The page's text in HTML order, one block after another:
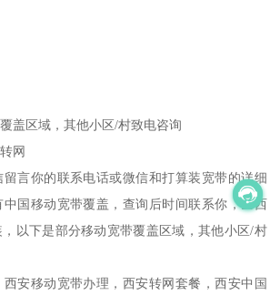
盖区域，其他小区/村致电咨询
网
言你的联系电话或微信和打算装宽带的详细
国移动宽带覆盖，查询后时间联系你，全西
以下是部分移动宽带覆盖区域，其他小区/村
安移动宽带办理，西安转网套餐，西安中国